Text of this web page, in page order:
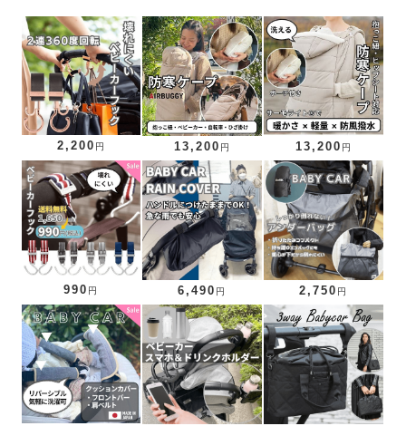
2,200 円 13,200 円 13,200 円
990 円 6,490 円 2,750 円